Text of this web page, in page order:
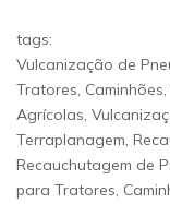
tags:
Vulcanização de
Tratores,
Agrícolas,
Terraplanagem,
Recauchutagem de
para Tratores,